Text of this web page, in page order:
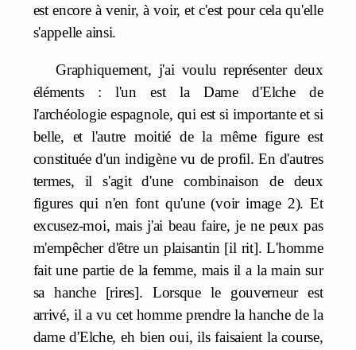
est encore à venir, à voir, et c'est pour cela qu'elle
s'appelle ainsi.
Graphiquement, j'ai voulu représenter deux
éléments : l'un est la Dame d'Elche de
l'archéologie espagnole, qui est si importante et si
belle, et l'autre moitié de la même figure est
constituée d'un indigène vu de profil. En d'autres
termes, il s'agit d'une combinaison de deux
figures qui n'en font qu'une (voir image 2). Et
excusez-moi, mais j'ai beau faire, je ne peux pas
m'empêcher d'être un plaisantin [il rit]. L'homme
fait une partie de la femme, mais il a la main sur
sa hanche [rires]. Lorsque le gouverneur est
arrivé, il a vu cet homme prendre la hanche de la
dame d'Elche, eh bien oui, ils faisaient la course,